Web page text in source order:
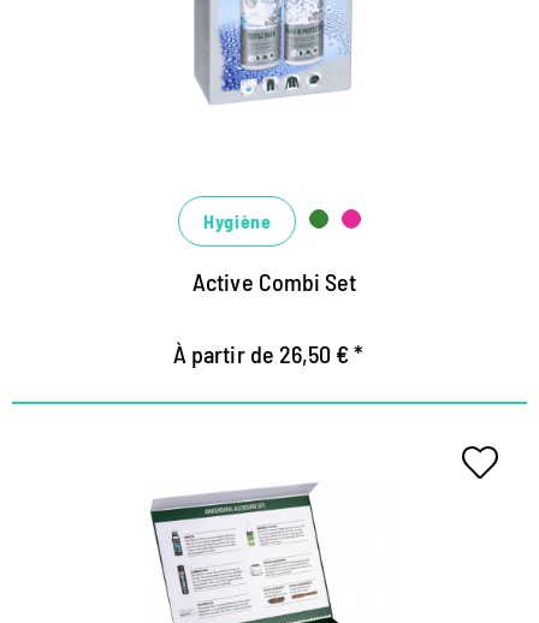
Kombi-Set aus Textile Wash Flüssigwaschmittel und
Wash-in-Protector Imprägnierung für Funktions-
Materialien wie Membranen, Softshell, Hardshell,
Mikrofaser, Fleece und sogar Daunen
geniale Pflege: der Abperl-Effekt wird fluorfrei
erneuert, die Atmungsaktivität verbessert und
Hygiène
Active Combi Set
À partir de 26,50 € *
Das Set zum Vorzugspreis - 25%
Rabatt gegenüber Einzelbezug